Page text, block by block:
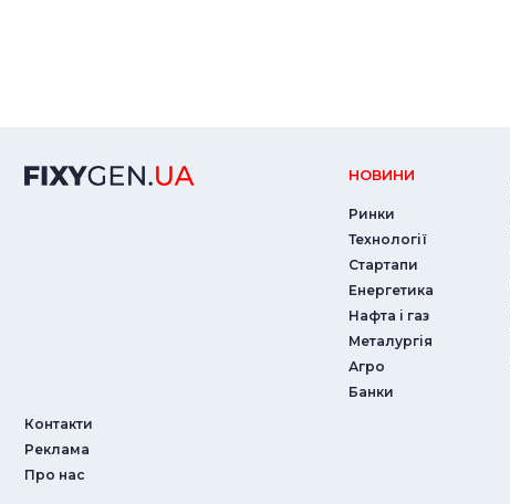
Контакти
Реклама
Про нас
НОВИНИ
Ринки
Технології
Стартапи
Енергетика
Нафта і газ
Металургія
Агро
Банки